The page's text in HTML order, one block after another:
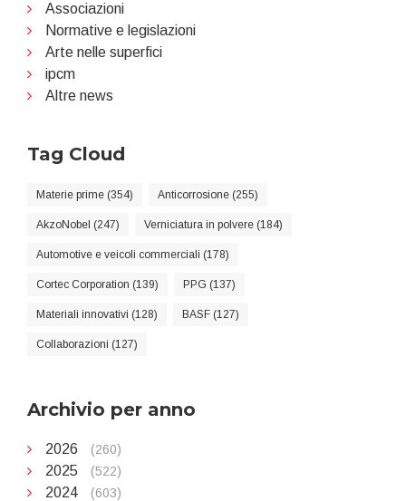
Associazioni
Normative e legislazioni
Arte nelle superfici
ipcm
Altre news
Tag Cloud
Materie prime (354) Anticorrosione (255)
AkzoNobel (247) Verniciatura in polvere (184)
Automotive e veicoli commerciali (178)
Cortec Corporation (139) PPG (137)
Materiali innovativi (128) BASF (127)
Collaborazioni (127)
Archivio per anno
2026 (260)
2025 (522)
2024 (603)